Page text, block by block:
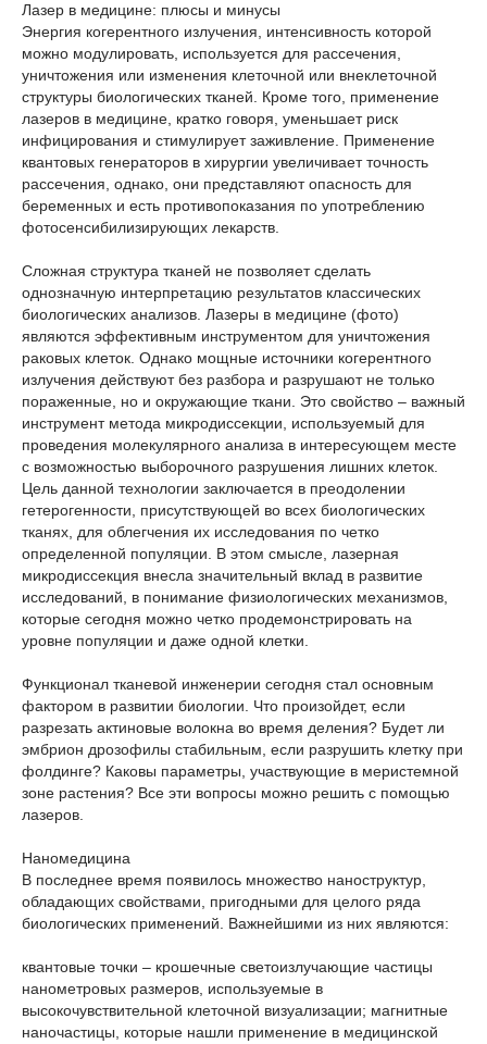
Лазер в медицине: плюсы и минусы
Энергия когерентного излучения, интенсивность которой
можно модулировать, используется для рассечения,
уничтожения или изменения клеточной или внеклеточной
структуры биологических тканей. Кроме того, применение
лазеров в медицине, кратко говоря, уменьшает риск
инфицирования и стимулирует заживление. Применение
квантовых генераторов в хирургии увеличивает точность
рассечения, однако, они представляют опасность для
беременных и есть противопоказания по употреблению
фотосенсибилизирующих лекарств.
Сложная структура тканей не позволяет сделать
однозначную интерпретацию результатов классических
биологических анализов. Лазеры в медицине (фото)
являются эффективным инструментом для уничтожения
раковых клеток. Однако мощные источники когерентного
излучения действуют без разбора и разрушают не только
пораженные, но и окружающие ткани. Это свойство – важный
инструмент метода микродиссекции, используемый для
проведения молекулярного анализа в интересующем месте
с возможностью выборочного разрушения лишних клеток.
Цель данной технологии заключается в преодолении
гетерогенности, присутствующей во всех биологических
тканях, для облегчения их исследования по четко
определенной популяции. В этом смысле, лазерная
микродиссекция внесла значительный вклад в развитие
исследований, в понимание физиологических механизмов,
которые сегодня можно четко продемонстрировать на
уровне популяции и даже одной клетки.
Функционал тканевой инженерии сегодня стал основным
фактором в развитии биологии. Что произойдет, если
разрезать актиновые волокна во время деления? Будет ли
эмбрион дрозофилы стабильным, если разрушить клетку при
фолдинге? Каковы параметры, участвующие в меристемной
зоне растения? Все эти вопросы можно решить с помощью
лазеров.
Наномедицина
В последнее время появилось множество наноструктур,
обладающих свойствами, пригодными для целого ряда
биологических применений. Важнейшими из них являются:
квантовые точки – крошечные светоизлучающие частицы
нанометровых размеров, используемые в
высокочувствительной клеточной визуализации; магнитные
наночастицы, которые нашли применение в медицинской